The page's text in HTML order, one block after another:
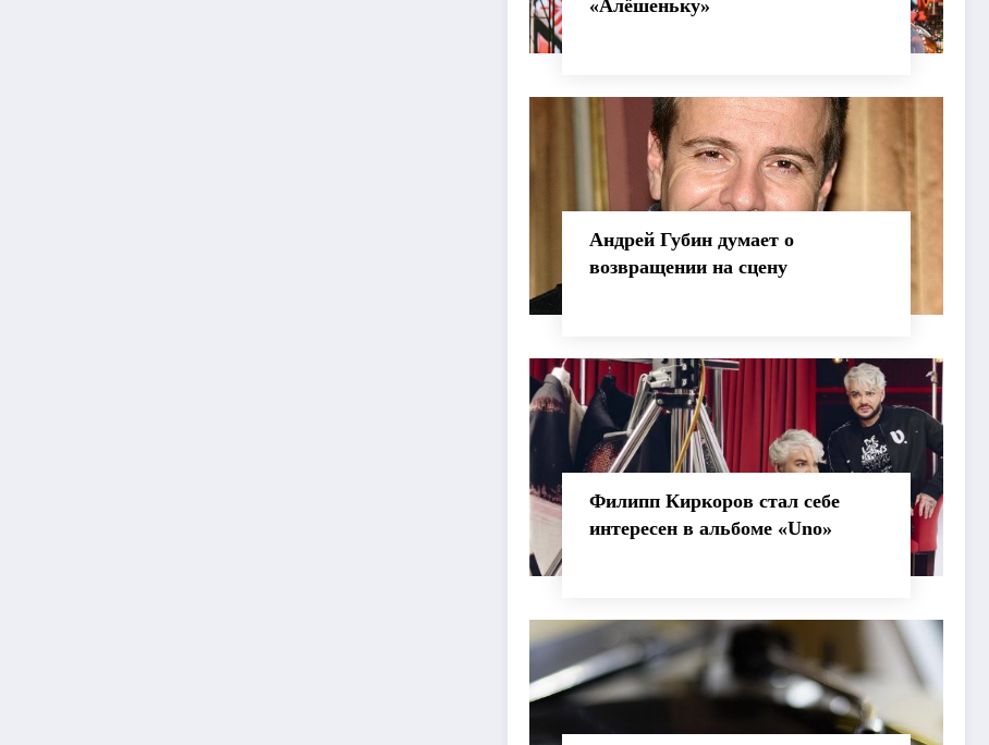
«Алёшеньку»
Андрей Губин думает о
возвращении на сцену
Филипп Киркоров стал себе
интересен в альбоме «Uno»